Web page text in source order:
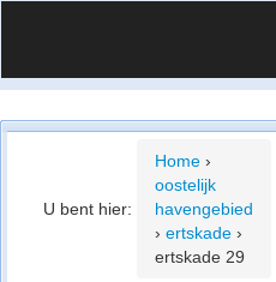
Vergelijk prijsposities -
Nieuws
U bent hier:
Home ›
oostelijk
havengebied
› ertskade ›
ertskade 29